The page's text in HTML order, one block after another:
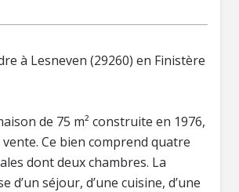
à Lesneven (29260) en Finistère
de 75 m² construite en 1976,
Ce bien comprend quatre
dont deux chambres. La
d’un séjour, d’une cuisine, d’une